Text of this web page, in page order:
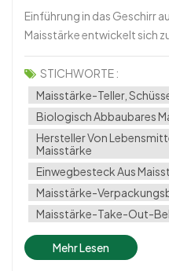
Einführung in das Geschirr
Maisstärke entwickelt sich
Alternative in der Welt des
Quelle: Wird aus Mais
vorhandenen und
Ressource.2. Biologisc...
STICHWORTE :
Maisstärke-Teller,
Biologisch Abbaubares
Hersteller Von
Maisstärke
Einwegbesteck Aus
Maisstärke-
Maisstärke-Take-Out-
Mehr Lesen